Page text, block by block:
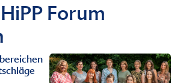
Forum